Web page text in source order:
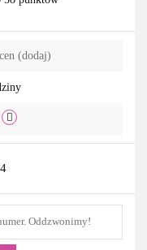
(dodaj)